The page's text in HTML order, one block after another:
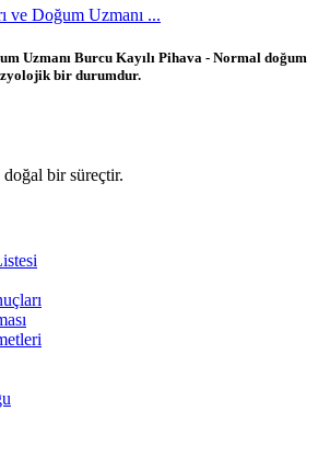
ve Doğum Uzmanı ...
Uzmanı Burcu Kayılı Pihava - Normal doğum
bir durumdur.